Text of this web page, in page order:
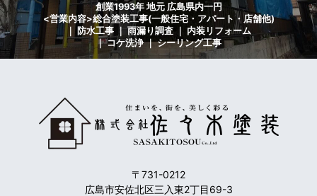
創業1993年 地元 広島県内一円
<営業内容>総合塗装工事(一般住宅・アパート・店舗他)
｜ 防水工事 ｜ 雨漏り調査 ｜ 内装リフォーム
｜ コケ洗浄 ｜ シーリング工事
〒731-0212
広島市安佐北区三入東2丁目69-3